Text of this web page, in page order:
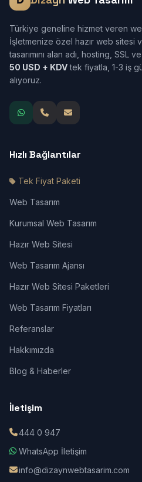
Türkiye geneline hizmet veren
İşletmenize özel hazır web sitesi
tasarımını alan adı, hosting, SSL
50 USD + KDVtek fiyatla, 1-3 iş
alıyoruz.
Hızlı Bağlantılar
Tek Fiyat Paketi
Web Tasarım
Kurumsal Web Tasarım
Hazır Web Sitesi
Web Tasarım Ajansı
Hazır Web Sitesi Paketleri
Web Tasarım Fiyatları
Referanslar
Hakkımızda
Blog & Haberler
İletişim
444 0 947
WhatsApp İletişim
info@dizaynwebtasarim.com